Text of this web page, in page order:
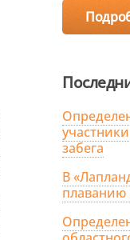
забега
В
плаванию